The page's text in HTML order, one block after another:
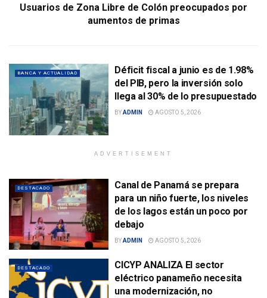
Usuarios de Zona Libre de Colón preocupados por
aumentos de primas
BANCA Y ACTUALIDAD
Déficit fiscal a junio es de 1.98%
del PIB, pero la inversión solo
llega al 30% de lo presupuestado
BYADMIN AGOSTO 5, 2026
ADVERTISEMENT
DESTACADO
Canal de Panamá se prepara
para un niño fuerte, los niveles
de los lagos están un poco por
debajo
BYADMIN AGOSTO 5, 2026
DESTACADO
CICYP ANALIZA El sector
eléctrico panameño necesita
una modernización, no